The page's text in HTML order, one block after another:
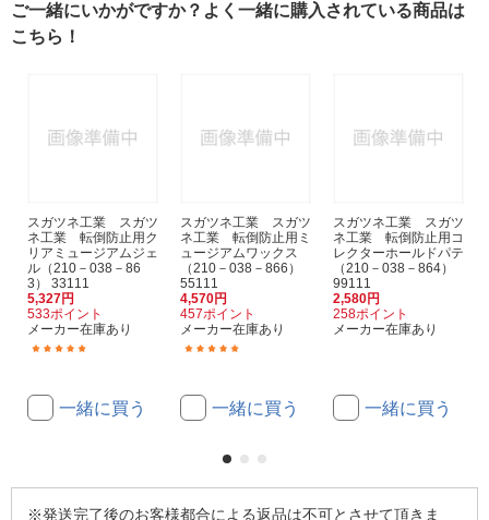
ご一緒にいかがですか？よく一緒に購入されている商品は
こちら！
スガツネ工業 スガツ
ネ工業 転倒防止用ク
リアミュージアムジェ
ル（210－038－86
3） 33111
5,327円
533ポイント
メーカー在庫あり
一緒に買う
スガツネ工業 スガツ
ネ工業 転倒防止用ミ
ュージアムワックス
（210－038－866）
55111
4,570円
457ポイント
メーカー在庫あり
一緒に買う
スガツネ工業 スガツ
ネ工業 転倒防止用コ
レクターホールドパテ
（210－038－864）
99111
2,580円
258ポイント
メーカー在庫あり
一緒に買う
※発送完了後のお客様都合による返品は不可とさせて頂きま